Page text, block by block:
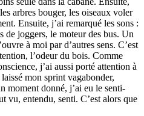
arbres bouger, les oiseaux voler
Ensuite, j’ai remar­­qué les sons :
de jog­­gers, le moteur des bus. Un
à moi par d’autres sens. C’est
l’odeur du bois. Comme
j’ai aussi porté atten­­tion à
mon sprint vaga­­bon­­der,
moment donné, j’ai eu le sen­­ti­­
vu, entendu, senti. C’est alors que